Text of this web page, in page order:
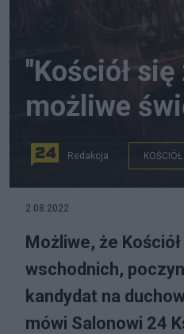
"Kościół
możliwe
Redakcja KOŚCIÓŁ
2.08.2022
Możliwe, że
wschodnich,
kandydat na
mówi Salonowi 24